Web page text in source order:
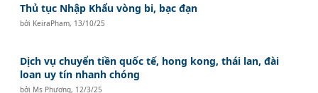
Thủ tục Nhập Khẩu vòng bi, bạc đạn
bởi KeiraPham, 13/10/25
Dịch vụ chuyển tiền quốc tế, hong kong, thái lan, đài
loan uy tín nhanh chóng
bởi Ms Phương, 12/3/25